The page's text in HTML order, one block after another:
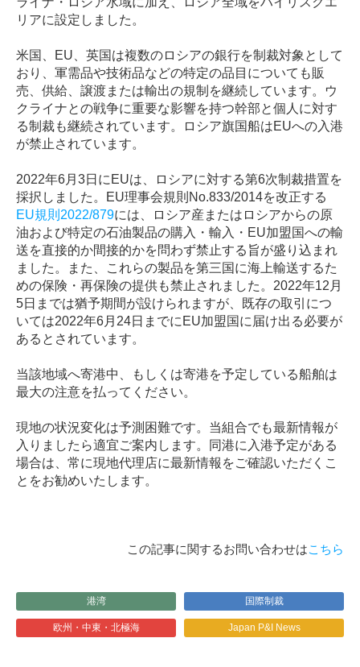
リアに設定しました。
米国、EU、英国は複数のロシアの銀行を制裁対象として
おり、軍需品や技術品などの特定の品目についても販
売、供給、譲渡または輸出の規制を継続しています。ウ
クライナとの戦争に重要な影響を持つ幹部と個人に対す
る制裁も継続されています。ロシア旗国船はEUへの入港
が禁止されています。
2022年6月3日にEUは、ロシアに対する第6次制裁措置を
採択しました。EU理事会規則No.833/2014を改正する
EU規則2022/879には、ロシア産またはロシアからの原
油および特定の石油製品の購入・輸入・EU加盟国への輸
送を直接的か間接的かを問わず禁止する旨が盛り込まれ
ました。また、これらの製品を第三国に海上輸送するた
めの保険・再保険の提供も禁止されました。2022年12月
5日までは猶予期間が設けられますが、既存の取引につ
いては2022年6月24日までにEU加盟国に届け出る必要が
あるとされています。
当該地域へ寄港中、もしくは寄港を予定している船舶は
最大の注意を払ってください。
現地の状況変化は予測困難です。当組合でも最新情報が
入りましたら適宜ご案内します。同港に入港予定がある
場合は、常に現地代理店に最新情報をご確認いただくこ
とをお勧めいたします。
この記事に関するお問い合わせはこちら
港湾 国際制裁
欧州・中東・北極海 Japan P&I News